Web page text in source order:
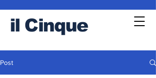
il Cinque
Post